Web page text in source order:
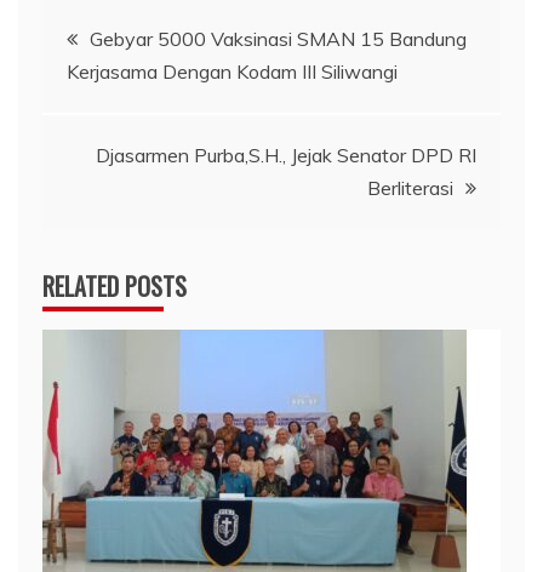
Navigasi
pos
Gebyar 5000 Vaksinasi SMAN 15 Bandung
Kerjasama Dengan Kodam III Siliwangi
Djasarmen Purba,S.H., Jejak Senator DPD RI
Berliterasi
RELATED POSTS